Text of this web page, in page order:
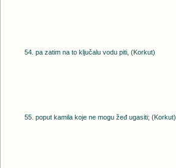
54. pa zatim na to ključalu vodu piti, (Korkut)
55. poput kamila koje ne mogu žeđ ugasiti; (Korkut)